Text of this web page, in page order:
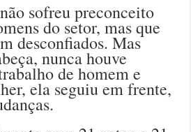
sofreu preconceito
do setor, mas que
desconfiados. Mas
nunca houve
de homem e
ela seguiu em frente,